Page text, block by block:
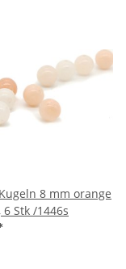
8 mm orange
Stk /1446s